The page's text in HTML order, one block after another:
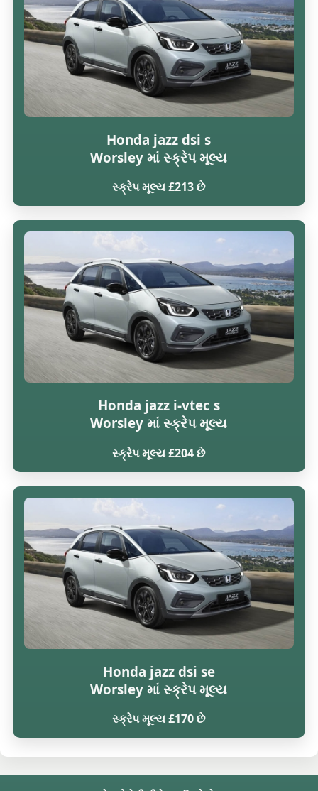
Honda jazz dsi s
Worsley માં સ્ક્રેપ મૂલ્ય
સ્ક્રેપ મૂલ્ય £213 છે
Honda jazz i-vtec s
Worsley માં સ્ક્રેપ મૂલ્ય
સ્ક્રેપ મૂલ્ય £204 છે
Honda jazz dsi se
Worsley માં સ્ક્રેપ મૂલ્ય
સ્ક્રેપ મૂલ્ય £170 છે